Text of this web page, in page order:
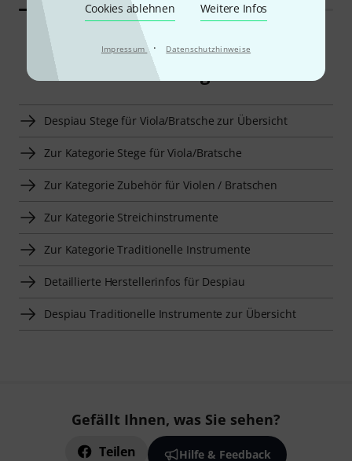
Cookies ablehnen Weitere Infos
Impressum · Datenschutzhinweise
Smart Navigator
Despiau Stege für Viola/Bratsche zur Übersicht
Zur Kategorie Stege für Viola/Bratsche
Zur Kategorie Zubehör für Violen / Bratschen
Zur Kategorie Streichinstrumente
Zur Kategorie Traditionelle Instrumente
Detaillierte Herstellerinfos für Despiau
Despiau Traditionelle Instrumente zur Übersicht
Gefällt Ihnen, was Sie sehen?
Teilen Hilfe & Feedback